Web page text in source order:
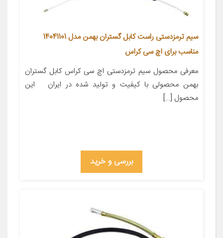
سیم ترمزدستی راست کابل گستران بهمن مدل 14041101
مناسب برای اچ سی کراس
معرفی محصول سیم ترمزدستی اچ سی کراس کابل گستران
بهمن محصولی با کیفیت و تولید شده در ایران این
محصول […]
بررسی و خرید